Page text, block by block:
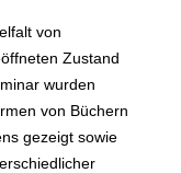
von
Zustand
wurden
von Büchern
gezeigt sowie